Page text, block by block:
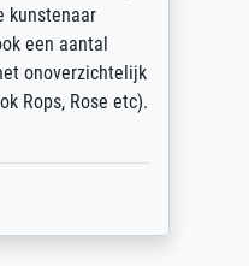
kunstenaar
een aantal
onoverzichtelijk
Rops, Rose etc).